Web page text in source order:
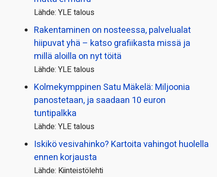
Lähde: YLE talous
Rakentaminen on nosteessa, palvelualat
hiipuvat yhä – katso grafiikasta missä ja
millä aloilla on nyt töitä
Lähde: YLE talous
Kolmekymppinen Satu Mäkelä: Miljoonia
panostetaan, ja saadaan 10 euron
tuntipalkka
Lähde: YLE talous
Iskikö vesivahinko? Kartoita vahingot huolella
ennen korjausta
Lähde: Kiinteistölehti